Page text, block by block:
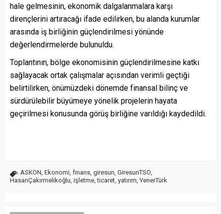
hale gelmesinin, ekonomik dalgalanmalara karşı
dirençlerini artıracağı ifade edilirken, bu alanda kurumlar
arasında iş birliğinin güçlendirilmesi yönünde
değerlendirmelerde bulunuldu.
Toplantının, bölge ekonomisinin güçlendirilmesine katkı
sağlayacak ortak çalışmalar açısından verimli geçtiği
belirtilirken, önümüzdeki dönemde finansal bilinç ve
sürdürülebilir büyümeye yönelik projelerin hayata
geçirilmesi konusunda görüş birliğine varıldığı kaydedildi.
ASKON, Ekonomi, finans, giresun, GiresunTSO,
HasanÇakırmelikoğlu, işletme,ticaret, yatırım, YenerTürk